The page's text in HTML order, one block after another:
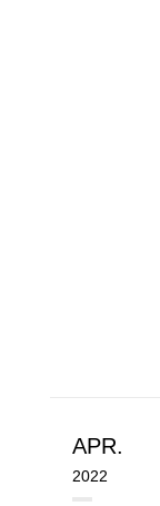
APR.
2022